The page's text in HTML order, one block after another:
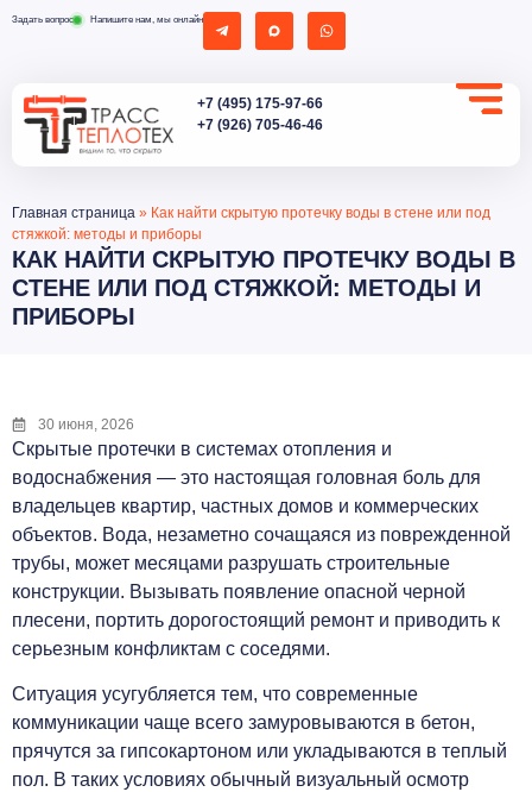
Задать вопрос Напишите нам, мы онлайн
+7 (495) 175-97-66
+7 (926) 705-46-46
Главная страница » Как найти скрытую протечку воды в стене или под
стяжкой: методы и приборы
КАК НАЙТИ СКРЫТУЮ ПРОТЕЧКУ ВОДЫ В
СТЕНЕ ИЛИ ПОД СТЯЖКОЙ: МЕТОДЫ И
ПРИБОРЫ
30 июня, 2026
Скрытые протечки в системах отопления и
водоснабжения — это настоящая головная боль для
владельцев квартир, частных домов и коммерческих
объектов. Вода, незаметно сочащаяся из поврежденной
трубы, может месяцами разрушать строительные
конструкции. Вызывать появление опасной черной
плесени, портить дорогостоящий ремонт и приводить к
серьезным конфликтам с соседями.
Ситуация усугубляется тем, что современные
коммуникации чаще всего замуровываются в бетон,
прячутся за гипсокартоном или укладываются в теплый
пол. В таких условиях обычный визуальный осмотр